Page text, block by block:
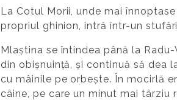
La Cotul Morii, unde mai
propriul ghinion, intră într-un
Mlaștina se întindea până la
din obișnuință, și continuă să dea
cu mâinile pe orbește. În mocirlă
câine, pe care un minut mai târziu